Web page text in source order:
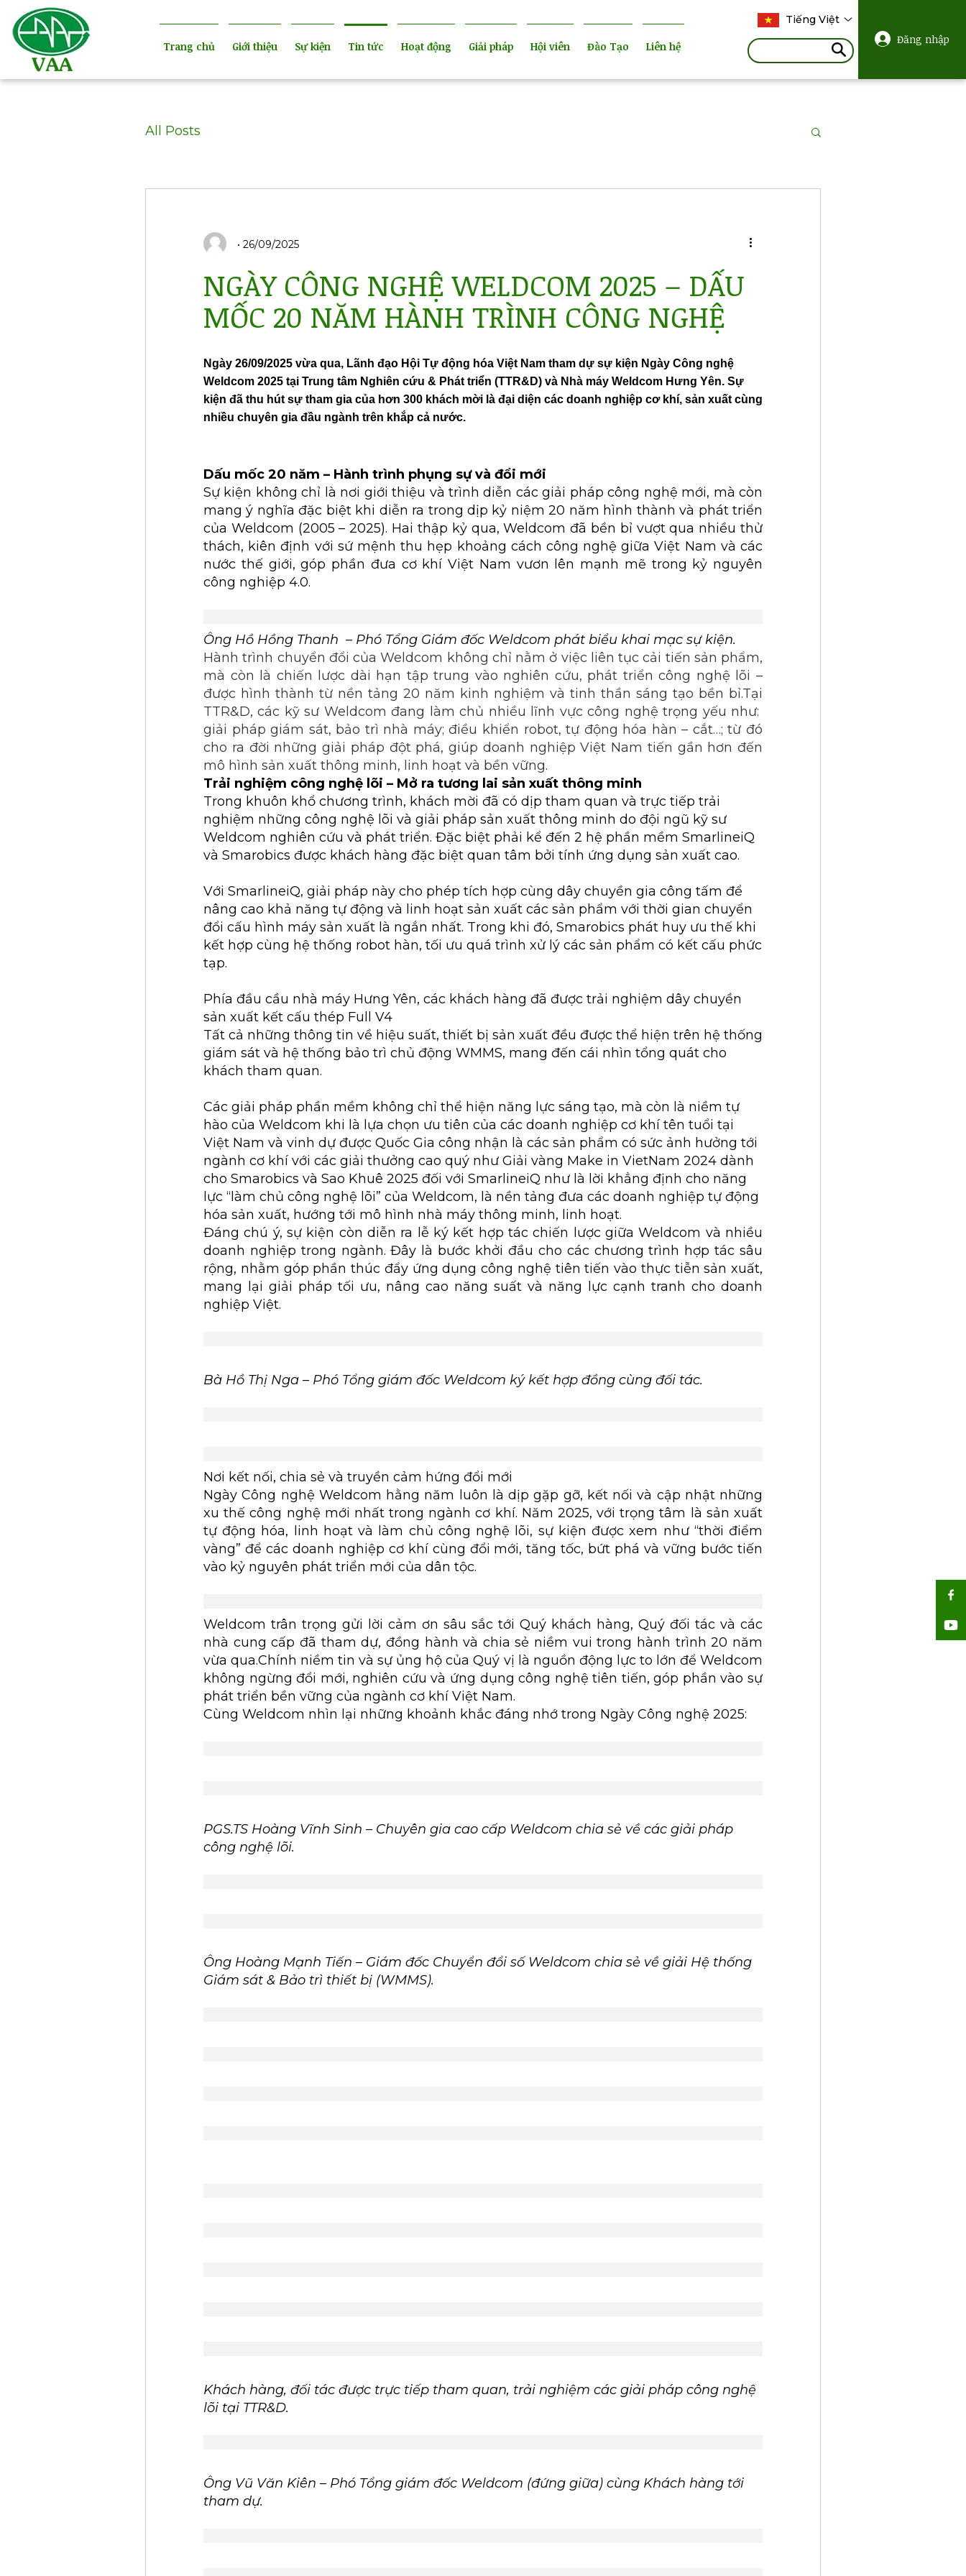
Trang chủ Giới thiệu Sự kiện Tin tức Hoạt động Giải pháp Hội viên Đào Tạo Liên hệ
Tiếng Việt
Đăng nhập
All Posts
26/09/2025
NGÀY CÔNG NGHỆ WELDCOM 2025 – DẤU
MỐC 20 NĂM HÀNH TRÌNH CÔNG NGHỆ
Ngày 26/09/2025 vừa qua, Lãnh đạo Hội Tự động hóa Việt Nam tham dự sự kiện Ngày Công nghệ
Weldcom 2025 tại Trung tâm Nghiên cứu & Phát triển (TTR&D) và Nhà máy Weldcom Hưng Yên. Sự
kiện đã thu hút sự tham gia của hơn 300 khách mời là đại diện các doanh nghiệp cơ khí, sản xuất cùng
nhiều chuyên gia đầu ngành trên khắp cả nước.
Dấu mốc 20 năm – Hành trình phụng sự và đổi mới
Sự kiện không chỉ là nơi giới thiệu và trình diễn các giải pháp công nghệ mới, mà còn
mang ý nghĩa đặc biệt khi diễn ra trong dịp kỷ niệm 20 năm hình thành và phát triển
của Weldcom (2005 – 2025). Hai thập kỷ qua, Weldcom đã bền bỉ vượt qua nhiều thử
thách, kiên định với sứ mệnh thu hẹp khoảng cách công nghệ giữa Việt Nam và các
nước thế giới, góp phần đưa cơ khí Việt Nam vươn lên mạnh mẽ trong kỷ nguyên
công nghiệp 4.0.
Ông Hồ Hồng Thanh – Phó Tổng Giám đốc Weldcom phát biểu khai mạc sự kiện.
Hành trình chuyển đổi của Weldcom không chỉ nằm ở việc liên tục cải tiến sản phẩm,
mà còn là chiến lược dài hạn tập trung vào nghiên cứu, phát triển công nghệ lõi –
được hình thành từ nền tảng 20 năm kinh nghiệm và tinh thần sáng tạo bền bỉ.Tại
TTR&D, các kỹ sư Weldcom đang làm chủ nhiều lĩnh vực công nghệ trọng yếu như:
giải pháp giám sát, bảo trì nhà máy; điều khiển robot, tự động hóa hàn – cắt…; từ đó
cho ra đời những giải pháp đột phá, giúp doanh nghiệp Việt Nam tiến gần hơn đến
mô hình sản xuất thông minh, linh hoạt và bền vững.
Trải nghiệm công nghệ lõi – Mở ra tương lai sản xuất thông minh
Trong khuôn khổ chương trình, khách mời đã có dịp tham quan và trực tiếp trải
nghiệm những công nghệ lõi và giải pháp sản xuất thông minh do đội ngũ kỹ sư
Weldcom nghiên cứu và phát triển. Đặc biệt phải kể đến 2 hệ phần mềm SmarlineiQ
và Smarobics được khách hàng đặc biệt quan tâm bởi tính ứng dụng sản xuất cao.
Với SmarlineiQ, giải pháp này cho phép tích hợp cùng dây chuyền gia công tấm để
nâng cao khả năng tự động và linh hoạt sản xuất các sản phẩm với thời gian chuyển
đổi cấu hình máy sản xuất là ngắn nhất. Trong khi đó, Smarobics phát huy ưu thế khi
kết hợp cùng hệ thống robot hàn, tối ưu quá trình xử lý các sản phẩm có kết cấu phức
tạp.
Phía đầu cầu nhà máy Hưng Yên, các khách hàng đã được trải nghiệm dây chuyền
sản xuất kết cấu thép Full V4
Tất cả những thông tin về hiệu suất, thiết bị sản xuất đều được thể hiện trên hệ thống
giám sát và hệ thống bảo trì chủ động WMMS, mang đến cái nhìn tổng quát cho
khách tham quan.
Các giải pháp phần mềm không chỉ thể hiện năng lực sáng tạo, mà còn là niềm tự
hào của Weldcom khi là lựa chọn ưu tiên của các doanh nghiệp cơ khí tên tuổi tại
Việt Nam và vinh dự được Quốc Gia công nhận là các sản phẩm có sức ảnh hưởng tới
ngành cơ khí với các giải thưởng cao quý như Giải vàng Make in VietNam 2024 dành
cho Smarobics và Sao Khuê 2025 đối với SmarlineiQ như là lời khẳng định cho năng
lực “làm chủ công nghệ lõi” của Weldcom, là nền tảng đưa các doanh nghiệp tự động
hóa sản xuất, hướng tới mô hình nhà máy thông minh, linh hoạt.
Đáng chú ý, sự kiện còn diễn ra lễ ký kết hợp tác chiến lược giữa Weldcom và nhiều
doanh nghiệp trong ngành. Đây là bước khởi đầu cho các chương trình hợp tác sâu
rộng, nhằm góp phần thúc đẩy ứng dụng công nghệ tiên tiến vào thực tiễn sản xuất,
mang lại giải pháp tối ưu, nâng cao năng suất và năng lực cạnh tranh cho doanh
nghiệp Việt.
Bà Hồ Thị Nga – Phó Tổng giám đốc Weldcom ký kết hợp đồng cùng đối tác.
Nơi kết nối, chia sẻ và truyền cảm hứng đổi mới
Ngày Công nghệ Weldcom hằng năm luôn là dịp gặp gỡ, kết nối và cập nhật những
xu thế công nghệ mới nhất trong ngành cơ khí. Năm 2025, với trọng tâm là sản xuất
tự động hóa, linh hoạt và làm chủ công nghệ lõi, sự kiện được xem như “thời điểm
vàng” để các doanh nghiệp cơ khí cùng đổi mới, tăng tốc, bứt phá và vững bước tiến
vào kỷ nguyên phát triển mới của dân tộc.
Weldcom trân trọng gửi lời cảm ơn sâu sắc tới Quý khách hàng, Quý đối tác và các
nhà cung cấp đã tham dự, đồng hành và chia sẻ niềm vui trong hành trình 20 năm
vừa qua.Chính niềm tin và sự ủng hộ của Quý vị là nguồn động lực to lớn để Weldcom
không ngừng đổi mới, nghiên cứu và ứng dụng công nghệ tiên tiến, góp phần vào sự
phát triển bền vững của ngành cơ khí Việt Nam.
Cùng Weldcom nhìn lại những khoảnh khắc đáng nhớ trong Ngày Công nghệ 2025:
PGS.TS Hoàng Vĩnh Sinh – Chuyên gia cao cấp Weldcom chia sẻ về các giải pháp
công nghệ lõi.
Ông Hoàng Mạnh Tiến – Giám đốc Chuyển đổi số Weldcom chia sẻ về giải Hệ thống
Giám sát & Bảo trì thiết bị (WMMS).
Khách hàng, đối tác được trực tiếp tham quan, trải nghiệm các giải pháp công nghệ
lõi tại TTR&D.
Ông Vũ Văn Kiên – Phó Tổng giám đốc Weldcom (đứng giữa) cùng Khách hàng tới
tham dự.